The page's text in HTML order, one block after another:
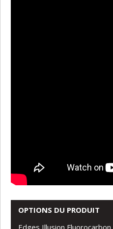
OPTIONS DU PRODUIT
Edges Illusion